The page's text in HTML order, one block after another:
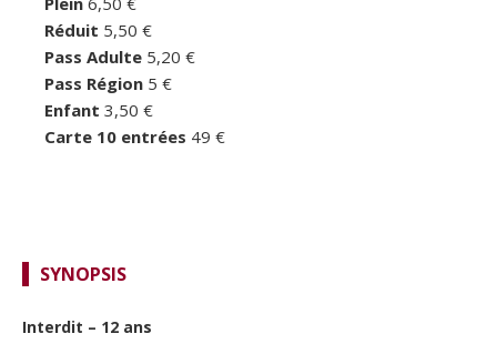
Réduit 5,50 €
Pass Adulte 5,20 €
Pass Région 5 €
Enfant 3,50 €
Carte 10 entrées 49 €
SYNOPSIS
Interdit – 12 ans